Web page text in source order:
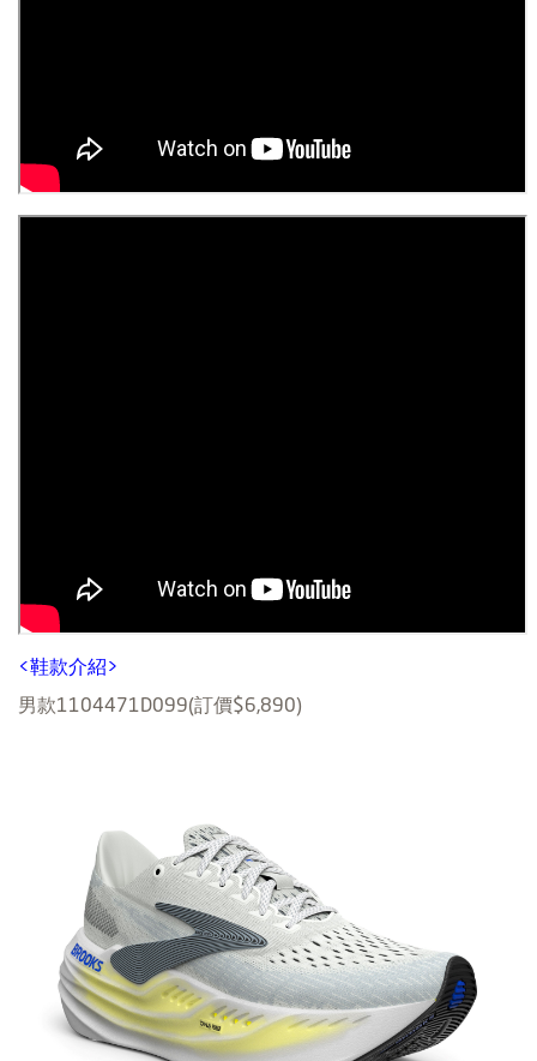
<鞋款介紹>
男款1104471D099(訂價$6,890)